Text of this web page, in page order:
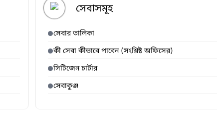
সেবাসমূহ
সেবার তালিকা
কী সেবা কীভাবে পাবেন (সংশ্লিষ্ট অফিসের)
সিটিজেন চার্টার
সেবাকুঞ্জ